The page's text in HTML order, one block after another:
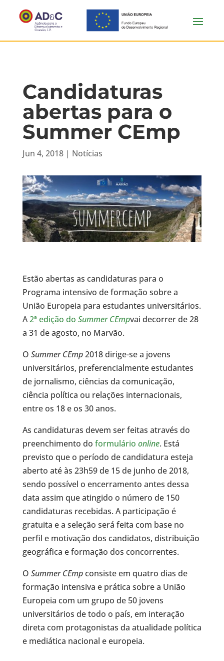
Candidaturas
abertas para o
Summer CEmp
Jun 4, 2018| Notícias
Estão abertas as candidaturas para o
Programa intensivo de formação sobre a
União Europeia para estudantes universitários.
A2ª edição do Summer CEmpvai decorrer de 28
a 31 de agosto, no Marvão.
O Summer CEmp2018 dirige-se a jovens
universitários, preferencialmente estudantes
de jornalismo, ciências da comunicação,
ciência política ou relações internacionais,
entre os 18 e os 30 anos.
As candidaturas devem ser feitas através do
preenchimento do formulário online. Está
previsto que o período de candidatura esteja
aberto até às 23h59 de 15 de junho de 2018,
sendo possível o encerramento antes dessa
data assim que atingido o número de 150
candidaturas recebidas. A participação é
gratuita e a seleção será feita com base no
perfil e motivação dos candidatos, distribuição
geográfica e formação dos concorrentes.
O Summer CEmpconsiste em quatro dias de
formação intensiva e prática sobre a União
Europeia com um grupo de 50 jovens
universitários de todo o país, em interação
direta com protagonistas da atualidade política
e mediática nacional e europeia.